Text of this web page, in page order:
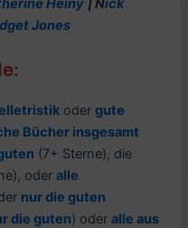
Heiny | Nick
Jones
odergute
Bücher insgesamt
(7+ Sterne), die
oderalle
nur die guten
die guten) oderalle aus